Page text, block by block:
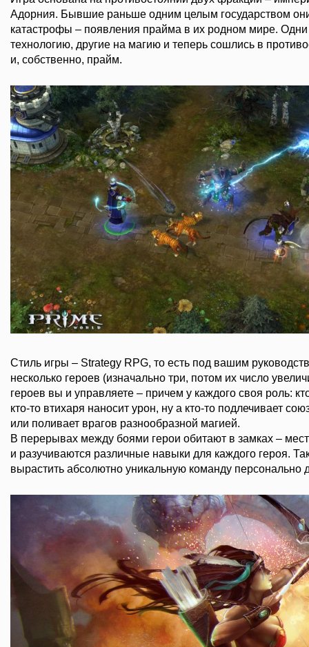
Адорния. Бывшие раньше одним целым государством
катастрофы – появления прайма в их родном мире. Одни
технологию, другие на магию и теперь сошлись в
и, собственно, прайм.
Стиль игры – Strategy RPG, то есть под вашим
несколько героев (изначально три, потом их число
героев вы и управляете – причем у каждого своя роль:
кто-то втихаря наносит урон, ну а кто-то подлечивает
или поливает врагов разнообразной магией.
В перерывах между боями герои обитают в замках –
и разучиваются различные навыки для каждого героя.
вырастить абсолютно уникальную команду персонально